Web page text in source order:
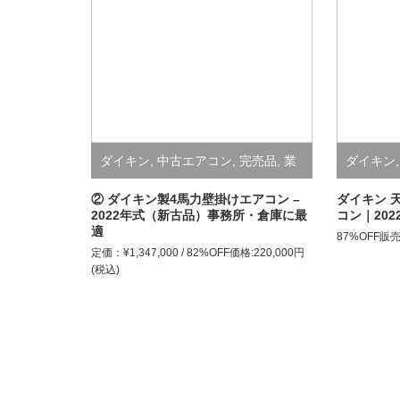
ダイキン 中古エアコン 完売品 業
務用（店舗・事務所用）エアコン
② ダイキン製4馬力壁掛けエアコン –
2022年式（新古品）事務所・倉庫に最
適
定価：¥1,347,000 / 82%OFF価格:220,000円
(税込)
ダイキン
舗・事務
ダイキン
コン｜
87%OFF販